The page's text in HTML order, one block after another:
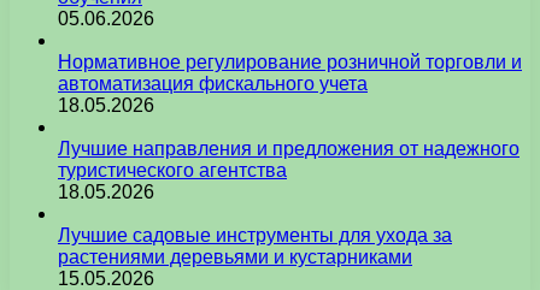
05.06.2026
Нормативное регулирование розничной торговли и
автоматизация фискального учета
18.05.2026
Лучшие направления и предложения от надежного
туристического агентства
18.05.2026
Лучшие садовые инструменты для ухода за
растениями деревьями и кустарниками
15.05.2026